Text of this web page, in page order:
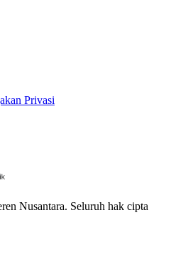
Privasi
Nusantara. Seluruh hak cipta